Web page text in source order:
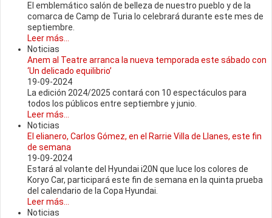
El emblemático salón de belleza de nuestro pueblo y de la
comarca de Camp de Turia lo celebrará durante este mes de
septiembre.
Leer más...
Noticias
Anem al Teatre arranca la nueva temporada este sábado con
‘Un delicado equilibrio’
19-09-2024
La edición 2024/2025 contará con 10 espectáculos para
todos los públicos entre septiembre y junio.
Leer más...
Noticias
El elianero, Carlos Gómez, en el Rarrie Villa de Llanes, este fin
de semana
19-09-2024
Estará al volante del Hyundai i20N que luce los colores de
Koryo Car, participará este fin de semana en la quinta prueba
del calendario de la Copa Hyundai.
Leer más...
Noticias